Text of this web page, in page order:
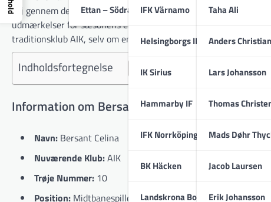
Ettan – Södra IFK Värnamo
Helsingborgs IF
IK Sirius
Hammarby IF
IFK Norrköping
BK Häcken
Landskrona BoIS
Taha Ali
Anders
Lars Johansson
Thomas
Mads Døhr
Jacob Laursen
Erik Johansson
vej gennem de europæiske ligaer har været præget af talrige
udmærkelser for sæsonens eller månedens flotteste mål, og
traditionsklub AIK, selv om enkelte kilder fortsat henviser til
Indholdsfortegnelse
Information om Bersant Celina
Navn: Bersant Celina
Nuværende Klub:AIK
Trøje Nummer: 10
Position: Midtbanespiller